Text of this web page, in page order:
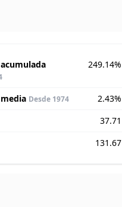
249.14%
Desde 1974
2.43%
37.71
131.67